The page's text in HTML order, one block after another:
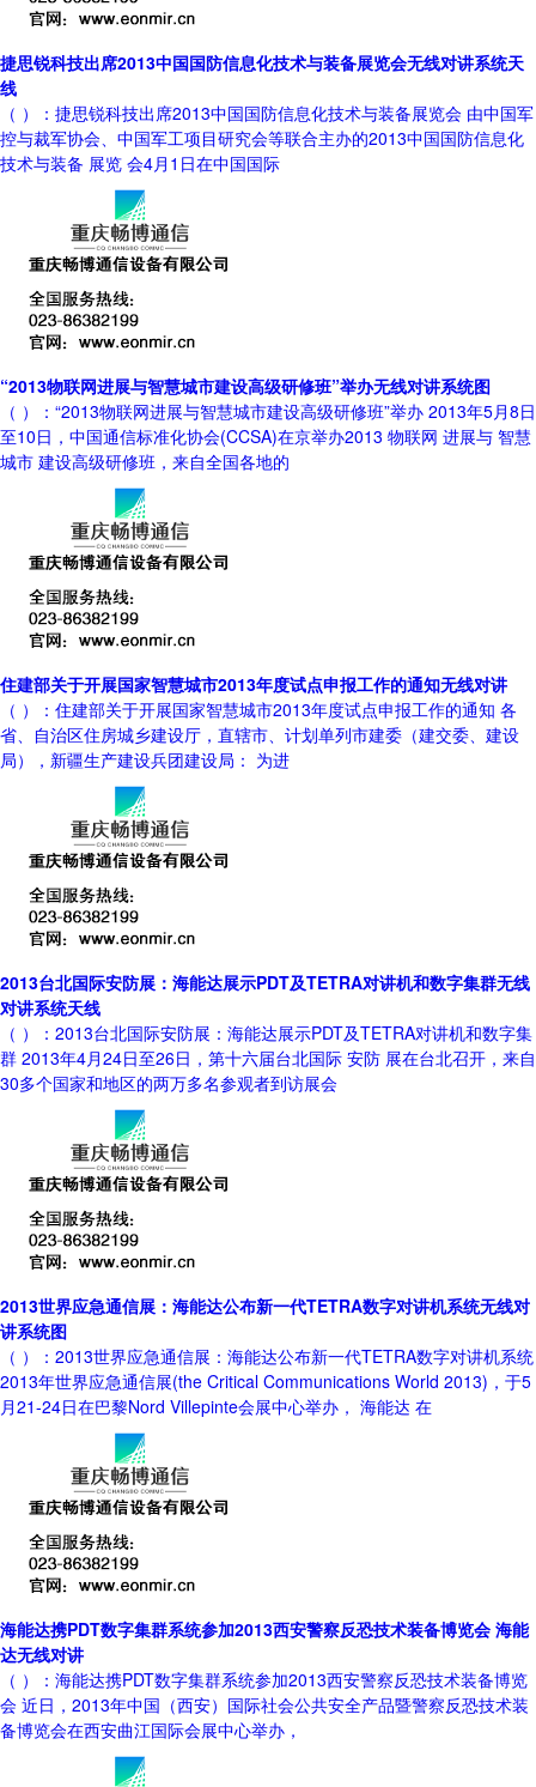
捷思锐科技出席2013中国国防信息化技术与装备展览会无线对讲系统天
线
（ ）：捷思锐科技出席2013中国国防信息化技术与装备展览会 由中国军
控与裁军协会、中国军工项目研究会等联合主办的2013中国国防信息化
技术与装备 展览 会4月1日在中国国际
“2013物联网进展与智慧城市建设高级研修班”举办无线对讲系统图
（ ）：“2013物联网进展与智慧城市建设高级研修班”举办 2013年5月8日
至10日，中国通信标准化协会(CCSA)在京举办2013 物联网 进展与 智慧
城市 建设高级研修班，来自全国各地的
住建部关于开展国家智慧城市2013年度试点申报工作的通知无线对讲
（ ）：住建部关于开展国家智慧城市2013年度试点申报工作的通知 各
省、自治区住房城乡建设厅，直辖市、计划单列市建委（建交委、建设
局），新疆生产建设兵团建设局： 为进
2013台北国际安防展：海能达展示PDT及TETRA对讲机和数字集群无线
对讲系统天线
（ ）：2013台北国际安防展：海能达展示PDT及TETRA对讲机和数字集
群 2013年4月24日至26日，第十六届台北国际 安防 展在台北召开，来自
30多个国家和地区的两万多名参观者到访展会
2013世界应急通信展：海能达公布新一代TETRA数字对讲机系统无线对
讲系统图
（ ）：2013世界应急通信展：海能达公布新一代TETRA数字对讲机系统
2013年世界应急通信展(the Critical Communications World 2013)，于5
月21-24日在巴黎Nord Villepinte会展中心举办， 海能达 在
海能达携PDT数字集群系统参加2013西安警察反恐技术装备博览会 海能
达无线对讲
（ ）：海能达携PDT数字集群系统参加2013西安警察反恐技术装备博览
会 近日，2013年中国（西安）国际社会公共安全产品暨警察反恐技术装
备博览会在西安曲江国际会展中心举办，